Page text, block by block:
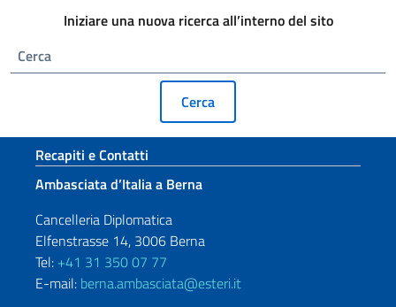
Iniziare una nuova ricerca all’interno del sito
Sezione footer
Recapiti e Contatti
Ambasciata d’Italia a Berna
Cancelleria Diplomatica
Elfenstrasse 14, 3006 Berna
Tel: +41 31 350 07 77
E-mail: berna.ambasciata@esteri.it